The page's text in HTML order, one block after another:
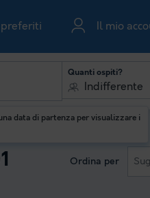
preferiti Il mio
data di partenza per visualizzare i
Quanti ospiti?
Indifferente
Ordina per